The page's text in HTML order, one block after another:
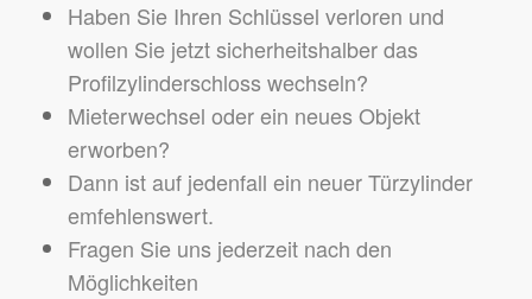
Haben Sie Ihren Schlüssel verloren und
wollen Sie jetzt sicherheitshalber das
Profilzylinderschloss wechseln?
Mieterwechsel oder ein neues Objekt
erworben?
Dann ist auf jedenfall ein neuer Türzylinder
emfehlenswert.
Fragen Sie uns jederzeit nach den
Möglichkeiten